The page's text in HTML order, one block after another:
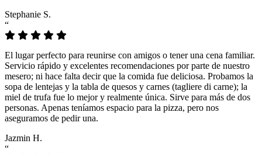
Stephanie S.
“
El lugar perfecto para reunirse con amigos o tener una cena familiar.
Servicio rápido y excelentes recomendaciones por parte de nuestro
mesero; ni hace falta decir que la comida fue deliciosa. Probamos la
sopa de lentejas y la tabla de quesos y carnes (tagliere di carne); la
miel de trufa fue lo mejor y realmente única. Sirve para más de dos
personas. Apenas teníamos espacio para la pizza, pero nos
aseguramos de pedir una.
Jazmin H.
“